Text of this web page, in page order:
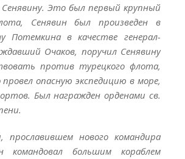
Это был первый крупный
Сенявин был произведен в
Потемкина в качестве генерал-
Очаков, поручил Сенявину
против турецкого флота,
опасную экспедицию в море,
Был награжден орденами св.
нового командира
командовал большим кораблем